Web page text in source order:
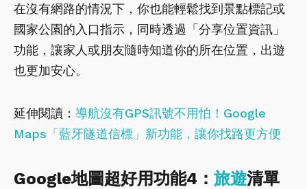
在沒有網路的情況下，你也能輕鬆找到景點標記或
國家公園的入口指示，同時透過「分享位置資訊」
功能，讓家人或朋友隨時知道你的所在位置，出遊
也更加安心。
延伸閱讀： 導航沒有GPS訊號不用怕！Google
Maps「藍牙隧道信標」新功能，讓你找路更方便
Google地圖超好用功能4： 旅遊清單